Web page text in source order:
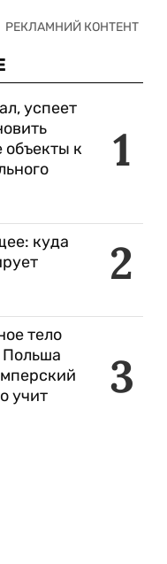
1
успеет
объекты к
2
куда
3
тело
Польша
учит